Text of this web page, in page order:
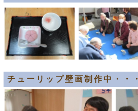
チューリップ壁画制作中・・・